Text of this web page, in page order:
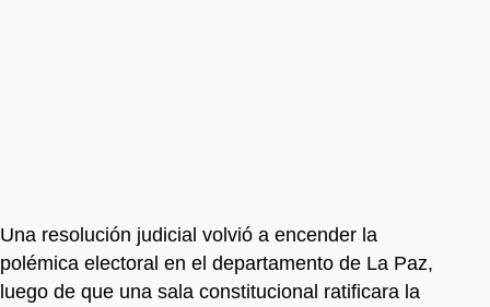
Una resolución judicial volvió a encender la
polémica electoral en el departamento de La Paz,
luego de que una sala constitucional ratificara la